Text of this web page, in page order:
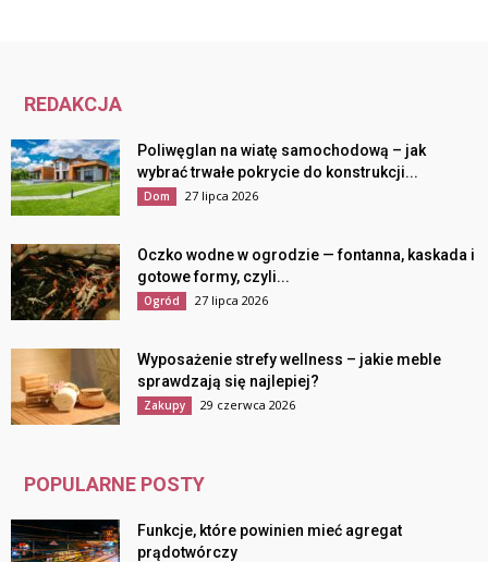
REDAKCJA
Poliwęglan na wiatę samochodową – jak
wybrać trwałe pokrycie do konstrukcji...
Dom 27 lipca 2026
Oczko wodne w ogrodzie — fontanna, kaskada i
gotowe formy, czyli...
Ogród 27 lipca 2026
Wyposażenie strefy wellness – jakie meble
sprawdzają się najlepiej?
Zakupy 29 czerwca 2026
POPULARNE POSTY
Funkcje, które powinien mieć agregat
prądotwórczy